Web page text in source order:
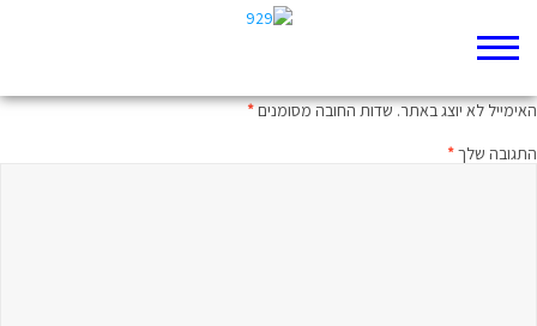
האימייל לא יוצג באתר.שדות החובה מסומנים*
התגובה שלך*